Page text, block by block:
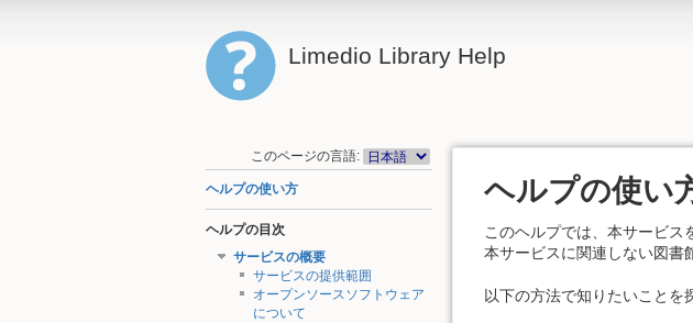
Limedio Library Help
このページの言語:
ヘルプの使い方
ヘルプの目次
サービスの概要
サービスの提供範囲
オープンソースソフトウェア
について
ヘルプの使い
このヘルプでは、本サービス
本サービスに関連しない図書
以下の方法で知りたいことを